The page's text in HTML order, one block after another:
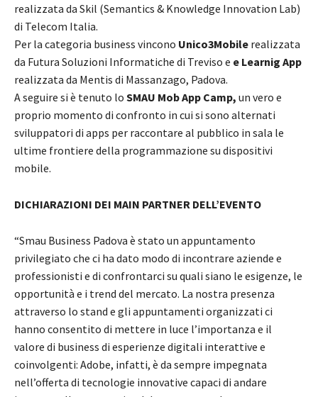
realizzata da Skil (Semantics & Knowledge Innovation Lab)
di Telecom Italia.
Per la categoria business vincono Unico3Mobile realizzata
da Futura Soluzioni Informatiche di Treviso e e Learnig App
realizzata da Mentis di Massanzago, Padova.
A seguire si è tenuto lo SMAU Mob App Camp, un vero e
proprio momento di confronto in cui si sono alternati
sviluppatori di apps per raccontare al pubblico in sala le
ultime frontiere della programmazione su dispositivi
mobile.
DICHIARAZIONI DEI MAIN PARTNER DELL’EVENTO
“Smau Business Padova è stato un appuntamento
privilegiato che ci ha dato modo di incontrare aziende e
professionisti e di confrontarci su quali siano le esigenze, le
opportunità e i trend del mercato. La nostra presenza
attraverso lo stand e gli appuntamenti organizzati ci
hanno consentito di mettere in luce l’importanza e il
valore di business di esperienze digitali interattive e
coinvolgenti: Adobe, infatti, è da sempre impegnata
nell’offerta di tecnologie innovative capaci di andare